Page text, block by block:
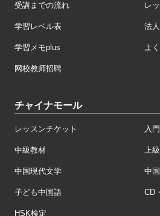
受講までの流れ レ
学習レベル表 法
学習メモplus よ
网校教师招聘
チャイナモール
レッスンチケット 入
中級教材 上
中国現代文学 中
子ども中国語 CD
HSK検定